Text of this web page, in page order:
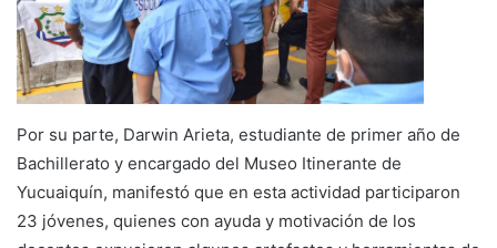
Por su parte, Darwin Arieta, estudiante de primer año de
Bachillerato y encargado del Museo Itinerante de
Yucuaiquín, manifestó que en esta actividad participaron
23 jóvenes, quienes con ayuda y motivación de los